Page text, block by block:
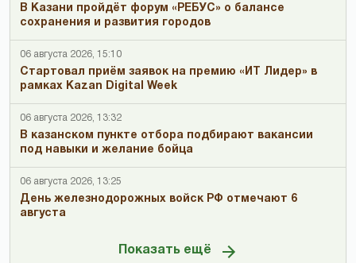
В Казани пройдёт форум «РЕБУС» о балансе
сохранения и развития городов
06 августа 2026, 15:10
Стартовал приём заявок на премию «ИТ Лидер» в
рамках Kazan Digital Week
06 августа 2026, 13:32
В казанском пункте отбора подбирают вакансии
под навыки и желание бойца
06 августа 2026, 13:25
День железнодорожных войск РФ отмечают 6
августа
Показать ещё